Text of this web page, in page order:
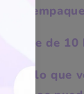
de 10
si lo que